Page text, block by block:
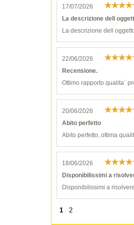
17/07/2026
La descrizione dell
La descrizione dell
22/06/2026
Recensione.
Ottimo rapporto qualita`
20/06/2026
Abito perfetto
Abito perfetto, ottima
18/06/2026
Disponibilissimi a
Disponibilissimi a
1 2